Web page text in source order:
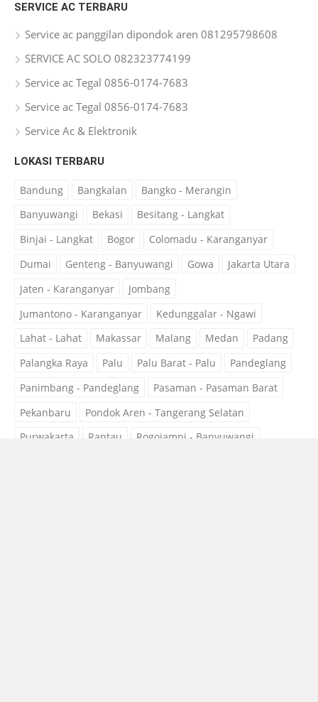
SERVICE AC TERBARU
Service ac panggilan dipondok aren 081295798608
SERVICE AC SOLO 082323774199
Service ac Tegal 0856-0174-7683
Service ac Tegal 0856-0174-7683
Service Ac & Elektronik
LOKASI TERBARU
Bandung Bangkalan
Bangko - Merangin
Banyuwangi
Bekasi
Besitang - Langkat
Binjai - Langkat
Bogor
Colomadu - Karanganyar
Dumai
Genteng - Banyuwangi Gowa
Jakarta Utara
Jaten - Karanganyar
Jombang
Jumantono - Karanganyar
Kedunggalar - Ngawi
Lahat - Lahat
Makassar Malang Medan
Padang
Palangka Raya
Palu Palu Barat - Palu
Pandeglang
Panimbang - Pandeglang
Pasaman - Pasaman Barat
Pekanbaru
Pondok Aren - Tangerang Selatan
Purwakarta
Rantau
Rogojampi - Banyuwangi